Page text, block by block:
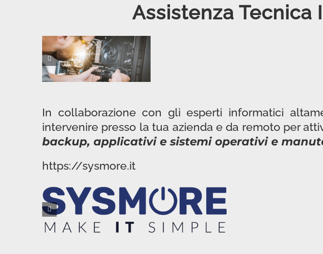
Assistenza Tecnica
In collaborazione con gli esperti informatici
intervenire presso la tua azienda e da remoto per
backup, applicativi e sistemi operativi e
https://sysmore.it